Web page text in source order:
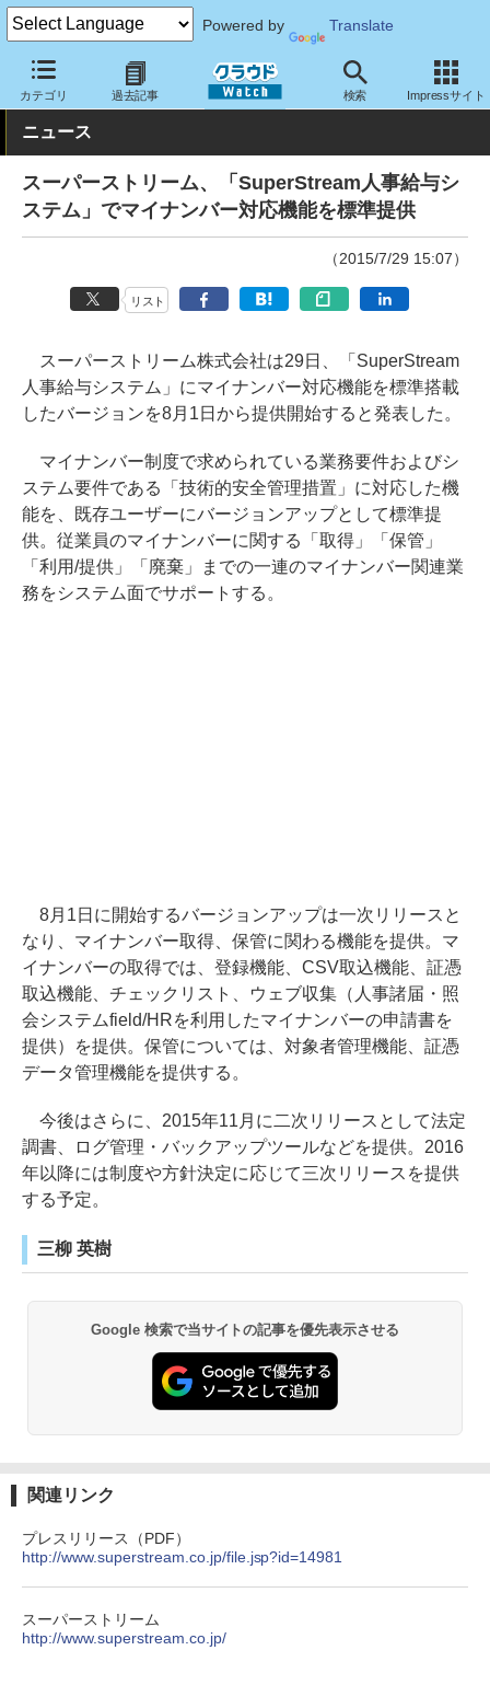
Powered by Translate
カテゴリ 過去記事 検索 Impressサイト
クラウド Watch サービス・ソフト ソフトウェア 基幹業務
ニュース
スーパーストリーム、「SuperStream人事給与シ
ステム」でマイナンバー対応機能を標準提供
（2015/7/29 15:07）
リスト
スーパーストリーム株式会社は29日、「SuperStream
人事給与システム」にマイナンバー対応機能を標準搭載
したバージョンを8月1日から提供開始すると発表した。
マイナンバー制度で求められている業務要件およびシ
ステム要件である「技術的安全管理措置」に対応した機
能を、既存ユーザーにバージョンアップとして標準提
供。従業員のマイナンバーに関する「取得」「保管」
「利用/提供」「廃棄」までの一連のマイナンバー関連業
務をシステム面でサポートする。
8月1日に開始するバージョンアップは一次リリースと
なり、マイナンバー取得、保管に関わる機能を提供。マ
イナンバーの取得では、登録機能、CSV取込機能、証憑
取込機能、チェックリスト、ウェブ収集（人事諸届・照
会システムfield/HRを利用したマイナンバーの申請書を
提供）を提供。保管については、対象者管理機能、証憑
データ管理機能を提供する。
今後はさらに、2015年11月に二次リリースとして法定
調書、ログ管理・バックアップツールなどを提供。2016
年以降には制度や方針決定に応じて三次リリースを提供
する予定。
三柳 英樹
Google 検索で当サイトの記事を優先表示させる
関連リンク
プレスリリース（PDF）
http://www.superstream.co.jp/file.jsp?id=14981
スーパーストリーム
http://www.superstream.co.jp/